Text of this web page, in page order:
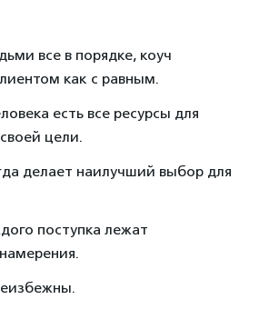
все в порядке, коуч
как с равным.
есть все ресурсы для
цели.
делает наилучший выбор для
поступка лежат